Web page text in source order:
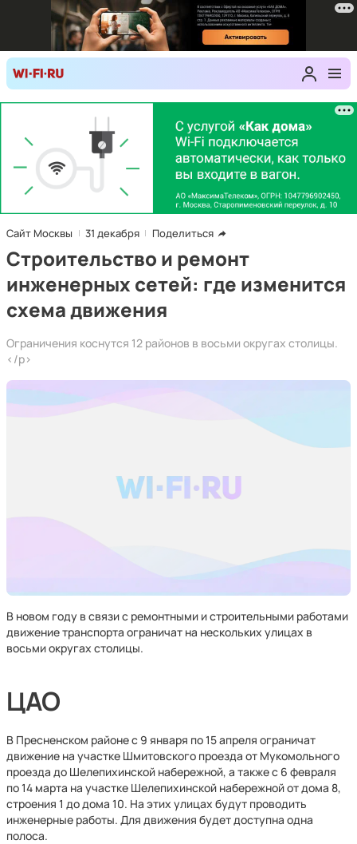
Сайт Москвы 31 декабря Поделиться
Строительство и ремонт
инженерных сетей: где изменится
схема движения
Ограничения коснутся 12 районов в восьми округах столицы.
</p>
В новом году в связи с ремонтными и строительными работами
движение транспорта ограничат на нескольких улицах в
восьми округах столицы.
ЦАО
В Пресненском районе с 9 января по 15 апреля ограничат
движение на участке Шмитовского проезда от Мукомольного
проезда до Шелепихинской набережной, а также с 6 февраля
по 14 марта на участке Шелепихинской набережной от дома 8,
строения 1 до дома 10. На этих улицах будут проводить
инженерные работы. Для движения будет доступна одна
полоса.